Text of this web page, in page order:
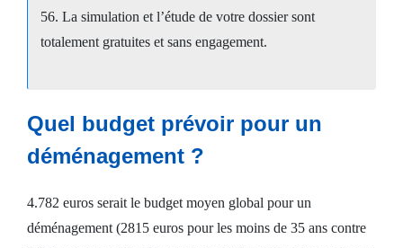
56. La simulation et l’étude de votre dossier sont
totalement gratuites et sans engagement.
Quel budget prévoir pour un
déménagement ?
4.782 euros serait le budget moyen global pour un
déménagement (2815 euros pour les moins de 35 ans contre